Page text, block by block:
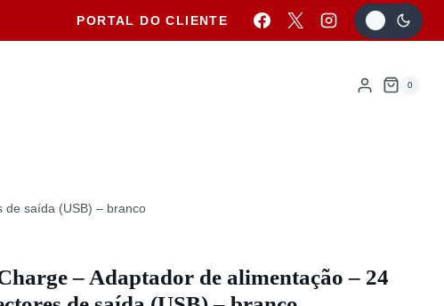
PORTAL DO CLIENTE
0
de saída (USB) – branco
– Adaptador de alimentação – 24